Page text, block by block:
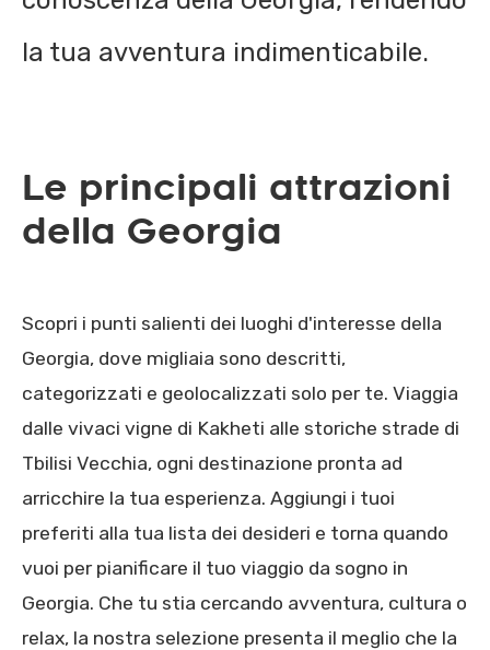
la tua avventura indimenticabile.
Le principali attrazioni
della Georgia
Scopri i punti salienti dei luoghi d'interesse della
Georgia, dove migliaia sono descritti,
categorizzati e geolocalizzati solo per te. Viaggia
dalle vivaci vigne di Kakheti alle storiche strade di
Tbilisi Vecchia, ogni destinazione pronta ad
arricchire la tua esperienza. Aggiungi i tuoi
preferiti alla tua lista dei desideri e torna quando
vuoi per pianificare il tuo viaggio da sogno in
Georgia. Che tu stia cercando avventura, cultura o
relax, la nostra selezione presenta il meglio che la